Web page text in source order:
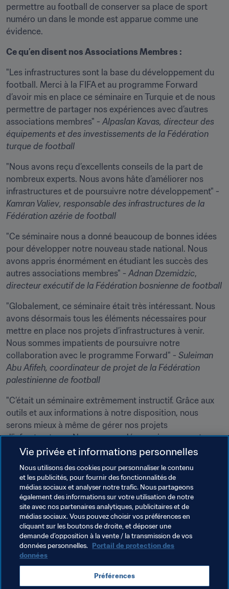
permettre au football de conserver sa place de sport
numéro un dans le monde est apparue comme une
évidence.
Ce qu’en disent nos Associations Membres :
"Les infrastructures sont la base du développement du
football. Merci à la FIFA et au programme Forward
d’avoir mis en place ce séminaire en Turquie et de nous
permettre de partager nos expériences avec d’autres
associations membres" - Alpaslan Kavas, directeur des
équipements et des investissements de la Fédération
turque de football
"Nous avons reçu d’excellents conseils de la part de
nombreux experts. Nous avons hâte d’améliorer nos
Kamran Valiev, responsable des infrastructures de la
Fédération azérie de football
"Ce séminaire nous a donné beaucoup de bonnes idées
pour développer notre nouveau stade national. Nous
avons appris énormément en étudiant les succès des
autres associations membres" - Adnan Dzemidzic
directeur exécutif de la Fédération bosnienne de football
"Globalement, ce séminaire était très intéressant. Nous
avons désormais tous les éléments nécessaires pour
mettre en place nos projets d’infrastructures à venir.
Nous sommes impatients de poursuivre notre
collaboration avec le programme Forward" - Suleiman
Abu Afifeh, coordinateur de projet de la Fédération
palestinienne de football
"C’était un séminaire extrêmement instructif. Grâce aux
outils et aux informations à notre disposition, nous
serons mieux à même de gérer nos projets
d’infrastructures. Nous savons désormais comment
réaliser nos sièges, nos centres techniques, nos terrains
programme Forward de la FIFA, Fédération iranienne de
football
Thèmes en lien
FIFA Forward Türkiye Azerbaijan
Bosnia and Herzegovina Palestine IR Iran
UEFA
Vie privée et informations personnelles
Nous utilisons des cookies pour personnaliser le contenu
et les publicités, pour fournir des fonctionnalités de
médias sociaux et analyser notre trafic. Nous partageons
également des informations sur votre utilisation de notre
site avec nos partenaires analytiques, publicitaires et de
médias sociaux. Vous pouvez choisir vos préférences en
cliquant sur les boutons de droite, et déposer une
demande d’opposition à la vente / la transmission de vos
données personnelles. Portail de protection des
données
Préférences